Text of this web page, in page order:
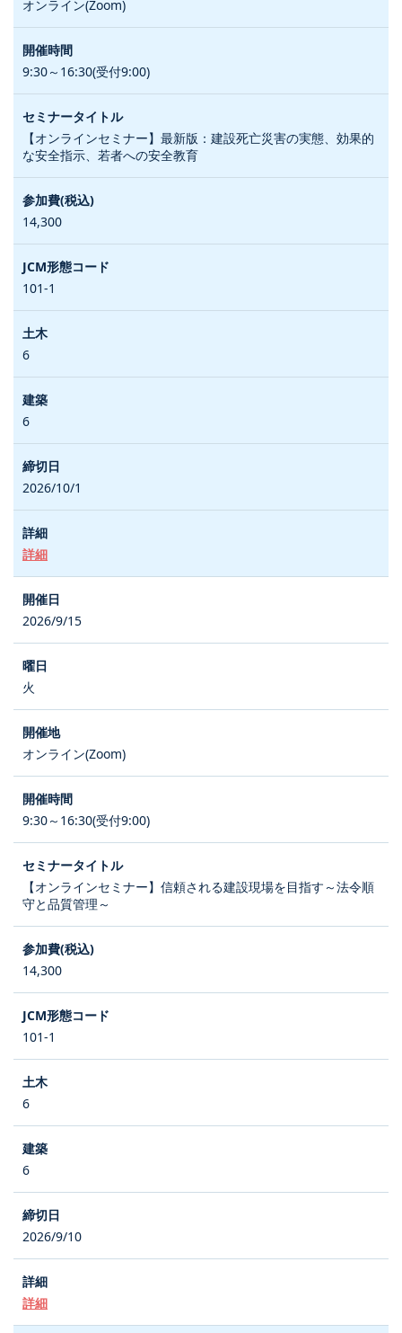
オンライン(Zoom)
9:30～16:30(受付9:00)
【オンラインセミナー】最新版：建設死亡災害の実態、効果的
な安全指示、若者への安全教育
14,300
101-1
6
6
2026/10/1
詳細
2026/9/15
火
オンライン(Zoom)
9:30～16:30(受付9:00)
【オンラインセミナー】信頼される建設現場を目指す～法令順
守と品質管理～
14,300
101-1
6
6
2026/9/10
詳細